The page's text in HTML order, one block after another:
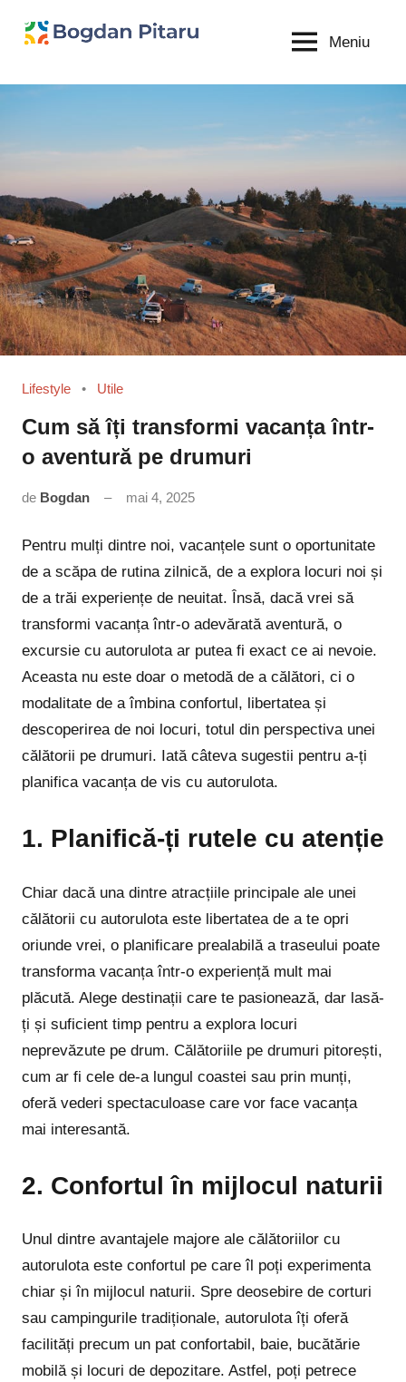
Bogdan
Pitaru
Meniu
Lifestyle Utile
Cum să îți transformi vacanța într-
o aventură pe drumuri
de Bogdan mai 4, 2025
Pentru mulți dintre noi, vacanțele sunt o oportunitate
de a scăpa de rutina zilnică, de a explora locuri noi și
de a trăi experiențe de neuitat. Însă, dacă vrei să
transformi vacanța într-o adevărată aventură, o
excursie cu autorulota ar putea fi exact ce ai nevoie.
Aceasta nu este doar o metodă de a călători, ci o
modalitate de a îmbina confortul, libertatea și
descoperirea de noi locuri, totul din perspectiva unei
călătorii pe drumuri. Iată câteva sugestii pentru a-ți
planifica vacanța de vis cu autorulota.
1. Planifică-ți rutele cu atenție
Chiar dacă una dintre atracțiile principale ale unei
călătorii cu autorulota este libertatea de a te opri
oriunde vrei, o planificare prealabilă a traseului poate
transforma vacanța într-o experiență mult mai
plăcută. Alege destinații care te pasionează, dar lasă-
ți și suficient timp pentru a explora locuri
neprevăzute pe drum. Călătoriile pe drumuri pitorești,
cum ar fi cele de-a lungul coastei sau prin munți,
oferă vederi spectaculoase care vor face vacanța
mai interesantă.
2. Confortul în mijlocul naturii
Unul dintre avantajele majore ale călătoriilor cu
autorulota este confortul pe care îl poți experimenta
chiar și în mijlocul naturii. Spre deosebire de corturi
sau campingurile tradiționale, autorulota îți oferă
facilități precum un pat confortabil, baie, bucătărie
mobilă și locuri de depozitare. Astfel, poți petrece